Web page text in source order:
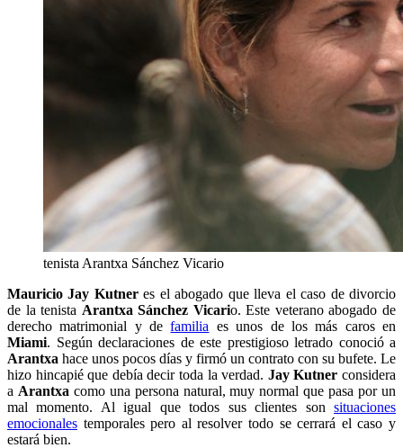
tenista Arantxa Sánchez Vicario
Mauricio Jay Kutneres el abogado que lleva el caso de divorcio
de la tenista Arantxa Sánchez Vicario. Este veterano abogado de
derecho matrimonial y defamilia es unos de los más caros en
Miami. Según declaraciones de este prestigioso letrado conoció a
Arantxa hace unos pocos días y firmó un contrato con su bufete. Le
hizo hincapié que debía decir toda la verdad. Jay Kutnerconsidera
a Arantxa como una persona natural, muy normal que pasa por un
mal momento. Al igual que todos sus clientes son situaciones
emocionales temporales pero al resolver todo se cerrará el caso y
estará bien.